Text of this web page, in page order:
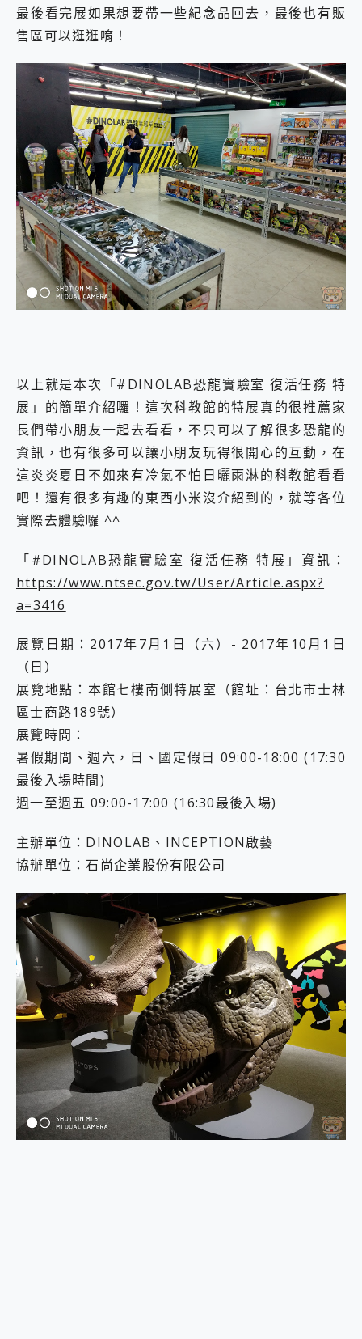
最後看完展如果想要帶一些紀念品回去，最後也有販
售區可以逛逛唷！
以上就是本次「#DINOLAB恐龍實驗室 復活任務 特
展」的簡單介紹囉！這次科教館的特展真的很推薦家
長們帶小朋友一起去看看，不只可以了解很多恐龍的
資訊，也有很多可以讓小朋友玩得很開心的互動，在
這炎炎夏日不如來有冷氣不怕日曬雨淋的科教館看看
吧！還有很多有趣的東西小米沒介紹到的，就等各位
實際去體驗囉 ^^
「#DINOLAB恐龍實驗室 復活任務 特展」資訊：
https://www.ntsec.gov.tw/User/Article.aspx?
a=3416
展覽日期：2017年7月1日（六）- 2017年10月1日
（日）
展覽地點：本館七樓南側特展室（館址：台北市士林
區士商路189號）
展覽時間：
暑假期間、週六，日、國定假日 09:00-18:00 (17:30
最後入場時間)
週一至週五 09:00-17:00 (16:30最後入場)
主辦單位：DINOLAB、INCEPTION啟藝
協辦單位：石尚企業股份有限公司